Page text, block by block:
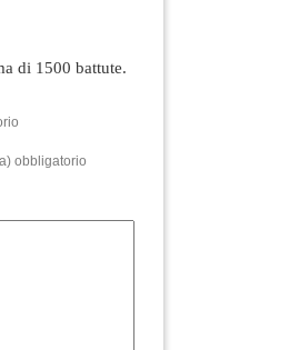
di 1500 battute.
obbligatorio